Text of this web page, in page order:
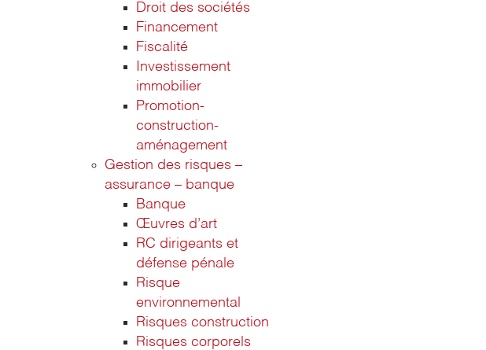
Droit des sociétés
Financement
Fiscalité
Investissement
immobilier
Promotion-
construction-
aménagement
Gestion des risques –
assurance – banque
Banque
Œuvres d’art
RC dirigeants et
défense pénale
Risque
environnemental
Risques construction
Risques corporels